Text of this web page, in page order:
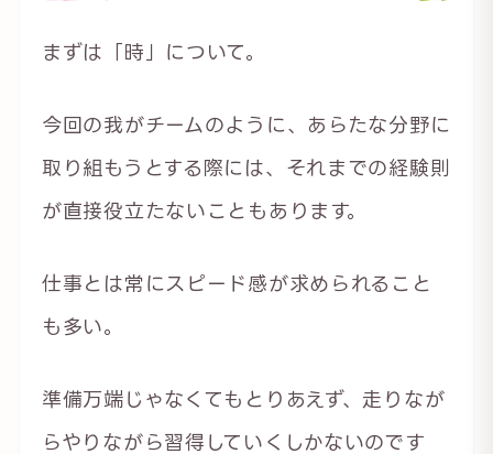
まずは「時」について。
今回の我がチームのように、あらたな分野に
取り組もうとする際には、それまでの経験則
が直接役立たないこともあります。
仕事とは常にスピード感が求められること
も多い。
準備万端じゃなくてもとりあえず、走りなが
らやりながら習得していくしかないのです